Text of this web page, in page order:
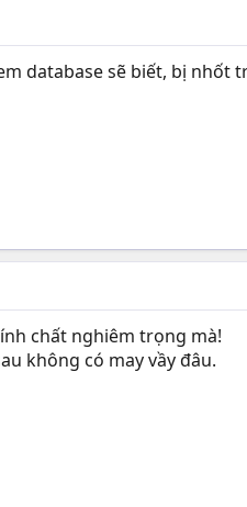
database sẽ biết, bị
chất nghiêm trọng mà!
không có may vầy đâu.